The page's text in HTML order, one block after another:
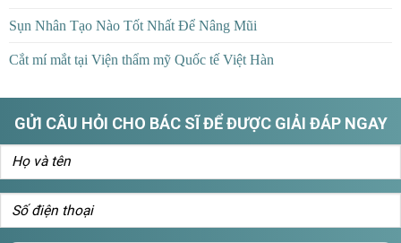
Sụn Nhân Tạo Nào Tốt Nhất Để Nâng Mũi
Cắt mí mắt tại Viện thẩm mỹ Quốc tế Việt Hàn
GỬI CÂU HỎI CHO BÁC SĨ ĐỂ ĐƯỢC GIẢI ĐÁP NGAY